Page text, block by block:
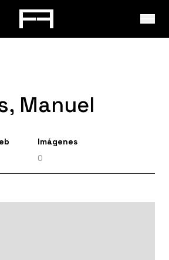
Manuel
Imágenes
0